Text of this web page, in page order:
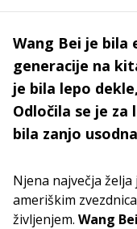
Wang Bei je bila
generacije na
je bila lepo
Odločila se je
bila zanjo
Njena največja
ameriškim
življenjem. Wang Bei